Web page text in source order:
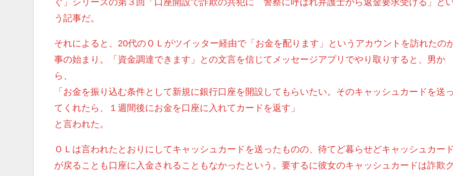
ぐ」シリーズの第３回「口座開設で詐欺の共犯に 警察に呼ばれ弁護士から返金要求受ける」と
う記事だ。
それによると、20代のＯＬがツイッター経由で「お金を配ります」というアカウントを訪れたの
事の始まり。「資金調達できます」との文言を信じてメッセージアプリでやり取りすると、男か
ら、
「お金を振り込む条件として新規に銀行口座を開設してもらいたい。そのキャッシュカードを送っ
てくれたら、１週間後にお金を口座に入れてカードを返す」
と言われた。
ＯＬは言われたとおりにしてキャッシュカードを送ったものの、待てど暮らせどキャッシュカード
が戻ることも口座に入金されることもなかったという。要するに彼女のキャッシュカードは詐欺